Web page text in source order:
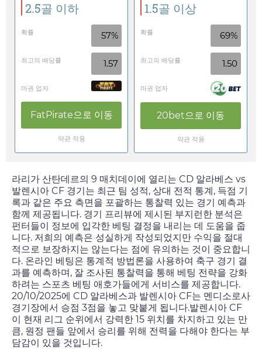
2.5골 이하
확률 57%
최고의 배당률 1.57
마권 업자
FatPirate으로 이동
약관 적용
1.5골 이상
확률 69%
최고의 배당률 1.50
마권 업자
20bet으로 이동
약관 적용
라리가 산탄데르의 9 매치데이에 열리는 CD 알라베스 vs
발렌시아 CF 경기는 최근 팀 성적, 상대 전적 통계, 득점 기
록과 같은 주요 측면을 포괄하는 통찰력 있는 경기 예측과
함께 제공됩니다. 경기 프리뷰에 제시된 부지런한 분석은
펀터들이 정보에 입각한 베팅 결정을 내리는 데 도움을 줍
니다. 저희의 예측은 성실하게 작성되었지만 수익을 절대
적으로 보장하지는 않는다는 점에 유의하는 것이 중요합니
다. 온라인 베팅은 통계적 방법론을 사용하여 축구 경기 결
과를 예측하며, 잘 조사된 통찰력을 통해 베팅 전략을 강화
하려는 스포츠 베팅 애호가들에게 서비스를 제공합니다.
20/10/2025에 CD 알라베스과 발렌시아 CF는 멘디소로사
경기장에서 승점 3점을 놓고 맞붙게 됩니다.발렌시아 CF
이 현재 리그 순위에서 강력한 15 위치를 차지하고 있는 만
큼, 원정 팬들 앞에서 승리를 위해 전력을 다해야 한다는 부
담감이 있을 것입니다.